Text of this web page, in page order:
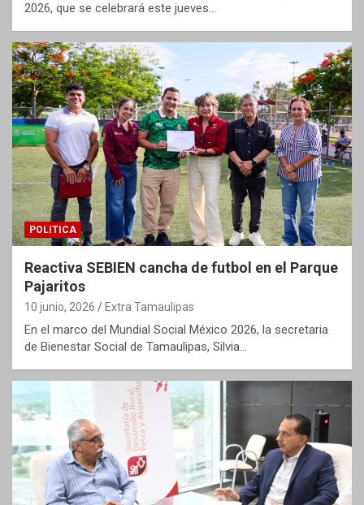
2026, que se celebrará este jueves…
POLITICA
Reactiva SEBIEN cancha de futbol en el Parque
Pajaritos
10 junio, 2026 Extra Tamaulipas
En el marco del Mundial Social México 2026, la secretaria
de Bienestar Social de Tamaulipas, Silvia…